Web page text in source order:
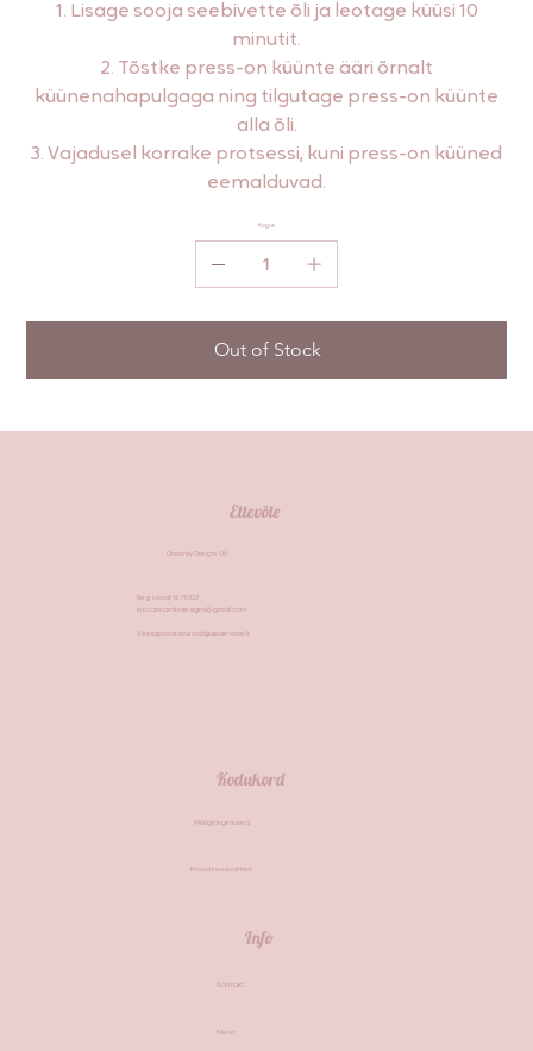
1. Lisage sooja seebivette õli ja leotage küüsi 10
minutit.
2. Tõstke press-on küünte ääri õrnalt
küünenahapulgaga ning tilgutage press-on küünte
alla õli.
3. Vajadusel korrake protsessi, kuni press-on küüned
eemalduvad.
Kogus
Out of Stock
Info
Dreamily Designs OÜ
Reg. kood: 16712122
info.dreamilydesigns@gmail.com
Veebipood avatud igapäevaselt
Kodukord
Müügitingimused
Privaatsus poliitika
Ettevõte
Kontakt
Meist